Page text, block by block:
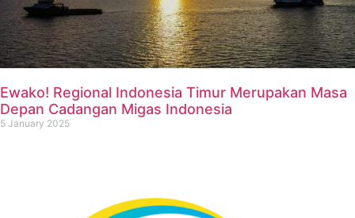
Ewako! Regional Indonesia Timur Merupakan Masa
Depan Cadangan Migas Indonesia
5 January 2025